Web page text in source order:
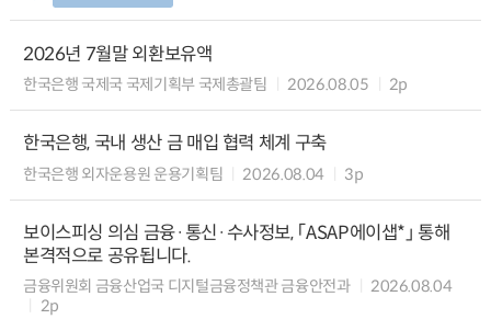
2026년 7월말 외환보유액
한국은행 국제국 국제기획부 국제총괄팀 2026.08.05 2p
한국은행, 국내 생산 금 매입 협력 체계 구축
한국은행 외자운용원 운용기획팀 2026.08.04 3p
보이스피싱 의심 금융·통신·수사정보, 「ASAP에이샙*」 통해
본격적으로 공유됩니다.
금융위원회 금융산업국 디지털금융정책관 금융안전과
2026.08.04
2p